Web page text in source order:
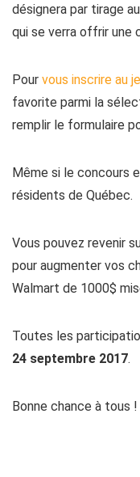
désignera par tirage
qui se verra offrir une
Pour vous inscrire au
favorite parmi la
remplir le formulaire
Même si le concours
résidents de Québec.
Vous pouvez revenir
pour augmenter vos
Walmart de 1000$
Toutes les
24 septembre 2017.
Bonne chance à tous !